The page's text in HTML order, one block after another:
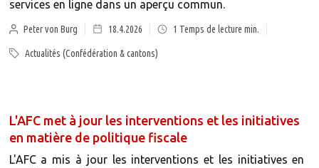
services en ligne dans un aperçu commun.
Peter von Burg 18.4.2026 1 Temps de lecture min.
Actualités (Confédération & cantons)
L'AFC met à jour les interventions et les initiatives
en matière de politique fiscale
L'AFC a mis à jour les interventions et les initiatives en